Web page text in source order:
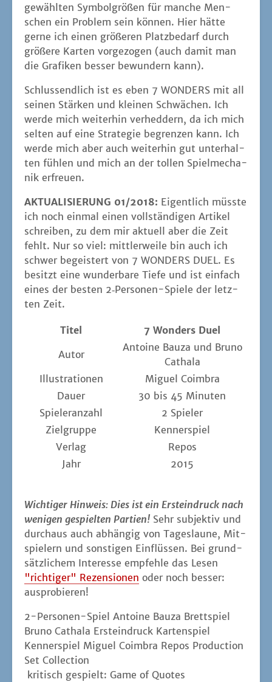
gewähl­ten Sym­bol­grö­ßen für man­che Men­
schen ein Pro­blem sein kön­nen. Hier hät­te
ger­ne ich einen grö­ße­ren Platz­be­darf durch
grö­ße­re Kar­ten vor­ge­zo­gen (auch damit man
die Gra­fi­ken bes­ser bewun­dern kann).
Schluss­end­lich ist es eben 7 WONDERS mit all
sei­nen Stär­ken und klei­nen Schwä­chen. Ich
wer­de mich wei­ter­hin ver­hed­dern, da ich mich
sel­ten auf eine Stra­te­gie begren­zen kann. Ich
wer­de mich aber auch wei­ter­hin gut unter­hal­
ten füh­len und mich an der tol­len Spiel­me­cha­
nik erfreuen.
AKTUALISIERUNG 01/2018: Eigent­lich müss­te
ich noch ein­mal einen voll­stän­di­gen Arti­kel
schrei­ben, zu dem mir aktu­ell aber die Zeit
fehlt. Nur so viel: mitt­ler­wei­le bin auch ich
schwer begeis­tert von 7 WONDERS DUEL. Es
besitzt eine wun­der­ba­re Tie­fe und ist ein­fach
eines der bes­ten 2‑Per­so­nen-Spie­le der letz­
ten Zeit.
Titel
7 Won­ders Duel
Autor
Antoine Bau­za und Bru­no
Cathala
Illus­tra­tio­nen
Miguel Coim­bra
Dau­er
30 bis 45 Minuten
Spie­ler­an­zahl
2 Spie­ler
Ziel­grup­pe
Ken­ner­spiel
Ver­lag
Repos
Jahr
2015
Wich­ti­ger Hin­weis: Dies ist ein Erst­ein­druck nach
weni­gen gespiel­ten Par­tien! Sehr sub­jek­tiv und
durch­aus auch abhän­gig von Tages­lau­ne, Mit­
spie­lern und sons­ti­gen Ein­flüs­sen. Bei grund­
sätz­li­chem Inter­es­se emp­feh­le das Lesen
"rich­ti­ger" Rezen­sio­nen oder noch bes­ser:
ausprobieren!
2-Personen-Spiel Antoine Bauza Brettspiel
Bruno Cathala Ersteindruck Kartenspiel
Kennerspiel Miguel Coimbra Repos Production
Set Collection
kritisch gespielt: Game of Quotes